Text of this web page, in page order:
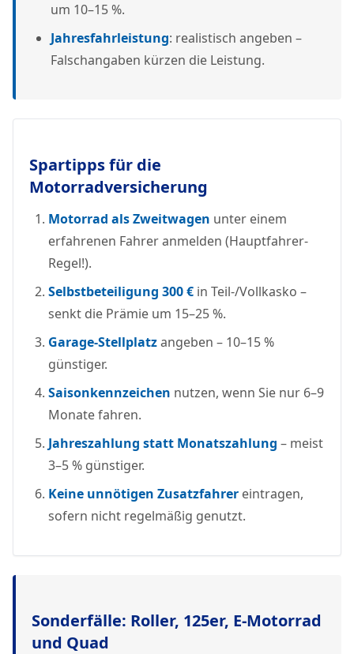
um 10–15 %.
Jahresfahrleistung: realistisch angeben –
Falschangaben kürzen die Leistung.
Spartipps für die
Motorradversicherung
Motorrad als Zweitwagen unter einem
erfahrenen Fahrer anmelden (Hauptfahrer-
Regel!).
Selbstbeteiligung 300 € in Teil-/Vollkasko –
senkt die Prämie um 15–25 %.
Garage-Stellplatzangeben – 10–15 %
günstiger.
Saisonkennzeichen nutzen, wenn Sie nur 6–9
Monate fahren.
Jahreszahlung statt Monatszahlung – meist
3–5 % günstiger.
Keine unnötigen Zusatzfahrer eintragen,
sofern nicht regelmäßig genutzt.
Sonderfälle: Roller, 125er, E-Motorrad
und Quad